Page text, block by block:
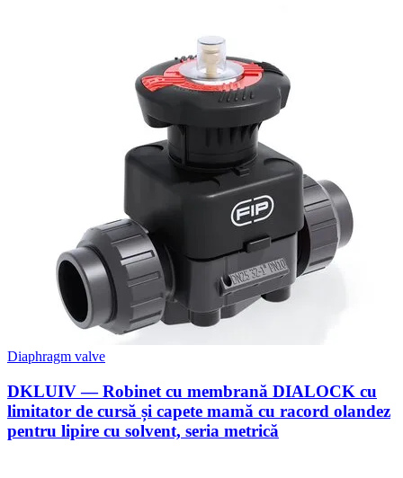
Diaphragm valve
DKLUIV — Robinet cu membrană DIALOCK cu
limitator de cursă și capete mamă cu racord olandez
pentru lipire cu solvent, seria metrică